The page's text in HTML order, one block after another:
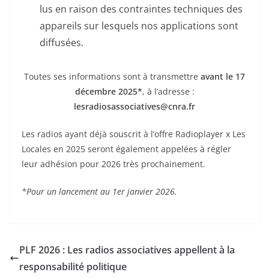
lus en raison des contraintes techniques des
appareils sur lesquels nos applications sont
diffusées.
Toutes ses informations sont à transmettre avant le 17
décembre 2025*, à l’adresse :
lesradiosassociatives@cnra.fr
Les radios ayant déjà souscrit à l’offre Radioplayer x Les
Locales en 2025 seront également appelées à régler
leur adhésion pour 2026 très prochainement.
*Pour un lancement au 1er janvier 2026.
PLF 2026 : Les radios associatives appellent à la
responsabilité politique